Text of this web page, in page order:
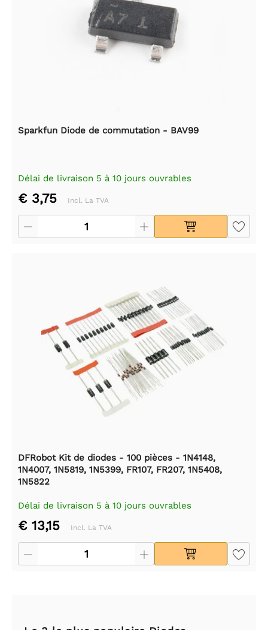
Sparkfun Diode de commutation - BAV99
Délai de livraison 5 à 10 jours ouvrables
€ 3,75 Incl. La TVA
DFRobot Kit de diodes - 100 pièces - 1N4148,
1N4007, 1N5819, 1N5399, FR107, FR207, 1N5408,
1N5822
Délai de livraison 5 à 10 jours ouvrables
€ 13,15 Incl. La TVA